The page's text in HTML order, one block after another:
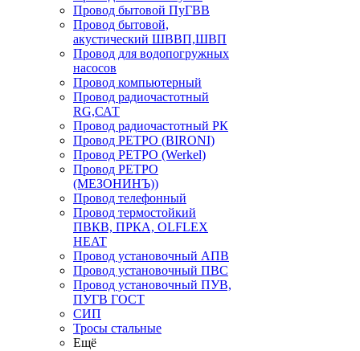
Провод бытовой ПуГВВ
Провод бытовой,
акустический ШВВП,ШВП
Провод для водопогружных
насосов
Провод компьютерный
Провод радиочастотный
RG,САТ
Провод радиочастотный РК
Провод РЕТРО (BIRONI)
Провод РЕТРО (Werkel)
Провод РЕТРО
(МЕЗОНИНЪ))
Провод телефонный
Провод термостойкий
ПВКВ, ПРКА, OLFLEX
HEAT
Провод установочный АПВ
Провод установочный ПВС
Провод установочный ПУВ,
ПУГВ ГОСТ
СИП
Тросы стальные
Ещё